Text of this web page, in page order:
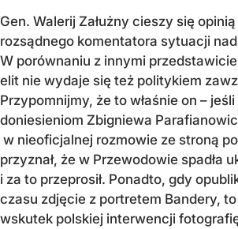
Gen. Walerij Załużny cieszy się
rozsądnego komentatora sytuacji
W porównaniu z innymi
elit nie wydaje się też politykiem
Przypomnijmy, że to właśnie on –
doniesieniom Zbigniewa
w nieoficjalnej rozmowie ze stroną
przyznał, że w Przewodowie spadła
i za to przeprosił. Ponadto, gdy
czasu zdjęcie z portretem Bandery,
wskutek polskiej interwencji